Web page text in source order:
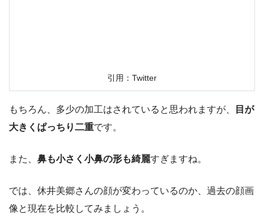
引用：Twitter
もちろん、多少の加工はされていると思われますが、
目が
大きくぱっちり二重です。
また、 鼻も小さく小鼻の形も綺麗すぎますね。
では、休井美郷さんの顔が変わっているのか、過去の顔画
像と現在を比較してみましょう。